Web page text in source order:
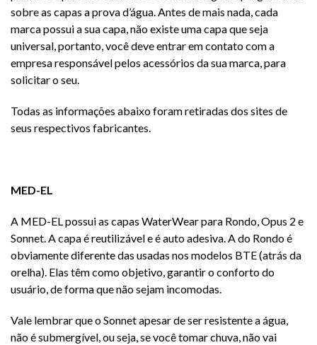
sobre as capas a prova d’água. Antes de mais nada, cada
marca possui a sua capa, não existe uma capa que seja
universal, portanto, você deve entrar em contato com a
empresa responsável pelos acessórios da sua marca, para
solicitar o seu.
Todas as informações abaixo foram retiradas dos sites de
seus respectivos fabricantes.
MED-EL
A MED-EL possui as capas WaterWear para Rondo, Opus 2 e
Sonnet. A capa é reutilizável e é auto adesiva. A do Rondo é
obviamente diferente das usadas nos modelos BTE (atrás da
orelha). Elas têm como objetivo, garantir o conforto do
usuário, de forma que não sejam incomodas.
Vale lembrar que o Sonnet apesar de ser resistente a água,
não é submergível, ou seja, se você tomar chuva, não vai